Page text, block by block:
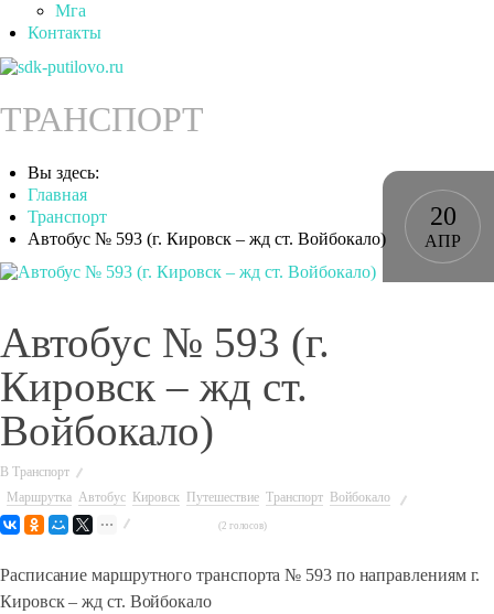
Мга
Контакты
ТРАНСПОРТ
Вы здесь:
Главная
Транспорт
Автобус № 593 (г. Кировск – жд ст. Войбокало)
20
АПР
Автобус № 593 (г.
Кировск – жд ст.
Войбокало)
В Транспорт
Маршрутка Автобус Кировск Путешествие Транспорт Войбокало
(2 голосов)
Расписание маршрутного транспорта № 593 по направлениям г.
Кировск – жд ст. Войбокало